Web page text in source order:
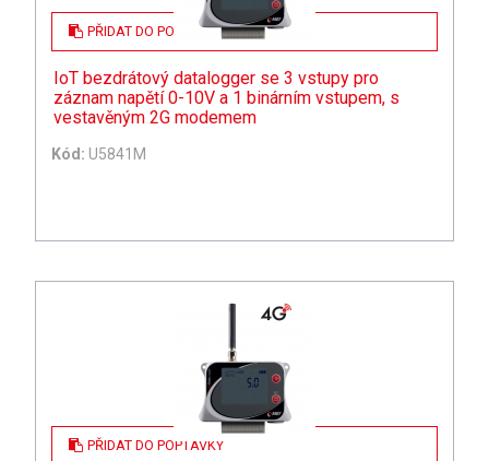
PŘIDAT DO POPTÁVKY
IoT bezdrátový datalogger se 3 vstupy pro
záznam napětí 0-10V a 1 binárním vstupem, s
vestavěným 2G modemem
Kód: U5841M
PŘIDAT DO POPTÁVKY